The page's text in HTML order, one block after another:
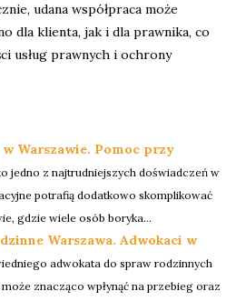
udana współpraca może
dla klienta, jak i dla prawnika, co
usług prawnych i ochrony
Warszawie. Pomoc przy
jedno z najtrudniejszych doświadczeń w
potrafią dodatkowo skomplikować
gdzie wiele osób boryka...
Warszawa. Adwokaci w
adwokata do spraw rodzinnych
znacząco wpłynąć na przebieg oraz